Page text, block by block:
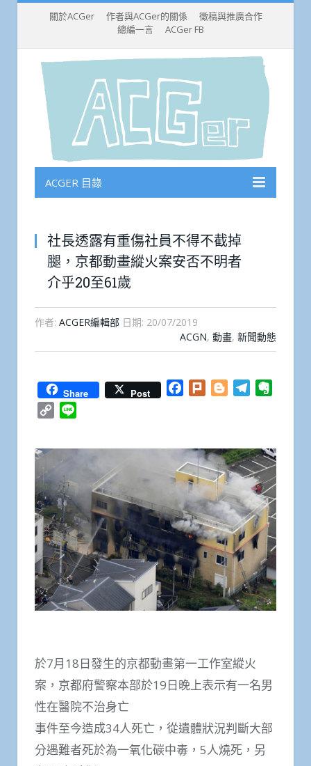
關於ACGer 作者與ACGer的關係
徵稿與推廣合作
總編一言
ACGer FB
ACGER 目錄
社長透露有重傷社員不得不截掉
腿，京都動畫縱火案安否不明者
介乎20至61歲
作者: ACGER編輯部 日期: 20/07/2019
ACGN, 動畫, 新聞動態
Share Post Facebook
Plurk BloggerTelegram
Copy
於7月18日發生的京都動畫第一工作室縱火
案，京都府警察本部於19日晚上表示有一名男
性在醫院不治身亡
事件至今造成34人死亡，從遺體狀況判斷大部
分遇難者死於為一氧化碳中毒，5人燒死，另